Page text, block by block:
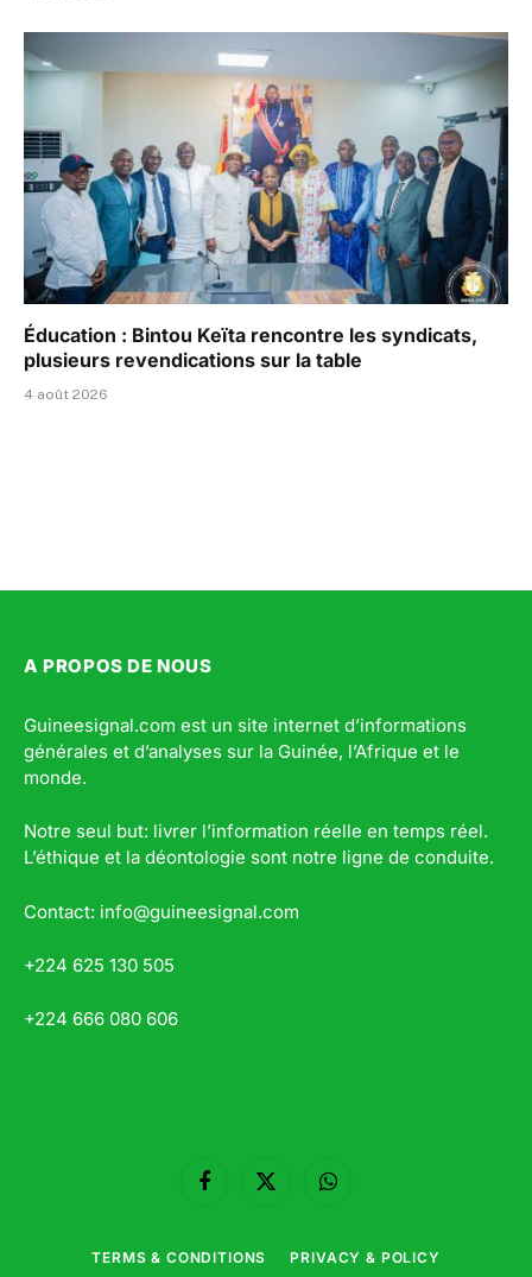
Éducation : Bintou Keïta rencontre les syndicats,
plusieurs revendications sur la table
4 août 2026
A PROPOS DE NOUS
Guineesignal.com est un site internet d’informations
générales et d’analyses sur la Guinée, l’Afrique et le
monde.
Notre seul but: livrer l’information réelle en temps réel.
L’éthique et la déontologie sont notre ligne de conduite.
Contact: info@guineesignal.com
+224 625 130 505
+224 666 080 606
Facebook
X
WhatsApp
TERMS & CONDITIONS PRIVACY & POLICY